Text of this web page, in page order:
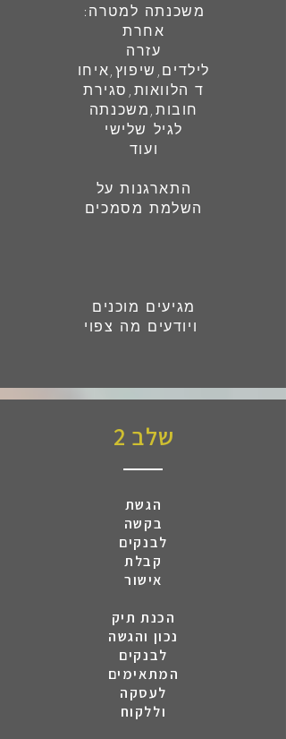
:משכנתה למטרה
אחרת
עזרה
לילדים,שיפוץ,איחו
ד הלוואות,סגירת
חובות,משכנתה
לגיל שלישי
ועוד
התארגנות על
השלמת מסמכים
מגיעים מוכנים
שלב 2
הגשת
בקשה
לבנקים
קבלת
אישור
הכנת תיק
נכון והגשה
לבנקים
המתאימים
לעסקה
וללקוח